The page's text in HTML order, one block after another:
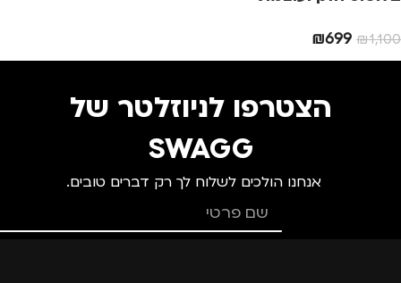
₪1,100
₪699
הצטרפו לניוזלטר של
SWAGG
אנחנו הולכים לשלוח לך רק דברים טובים.